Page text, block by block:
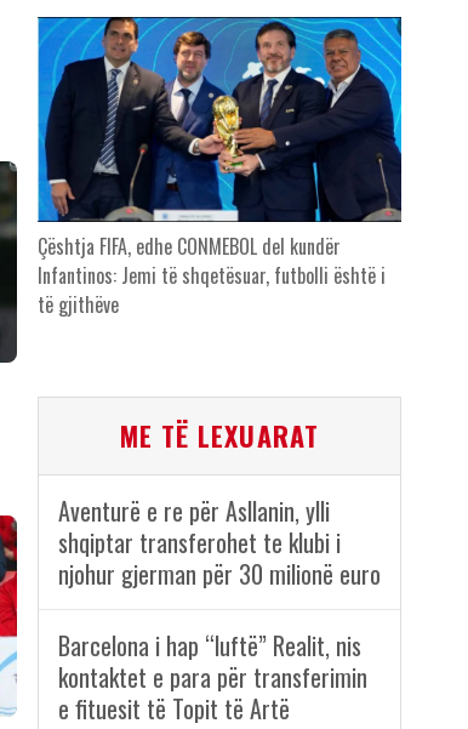
Çështja FIFA, edhe CONMEBOL del kundër
Infantinos: Jemi të shqetësuar, futbolli është i
të gjithëve
ME TË LEXUARAT
Aventurë e re për Asllanin, ylli
shqiptar transferohet te klubi i
njohur gjerman për 30 milionë euro
Barcelona i hap “luftë” Realit, nis
kontaktet e para për transferimin
e fituesit të Topit të Artë